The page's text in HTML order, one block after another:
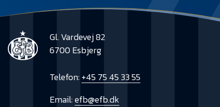
Gl. Vardevej 82
6700 Esbjerg
Telefon:+45 75 45 33 55
Email:efb@efb.dk